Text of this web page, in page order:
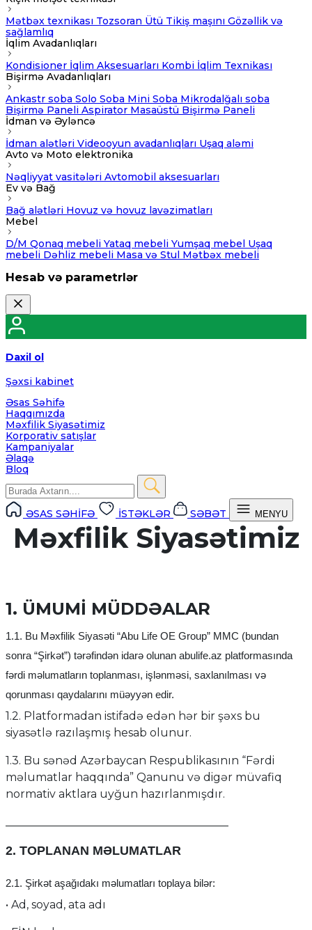
Mətbəx texnikası Tozsoran Ütü Tikiş maşını Gözəllik və
sağlamlıq
İqlim Avadanlıqları
Kondisioner İqlim Aksesuarları Kombi İqlim Texnikası
Bişirmə Avadanlıqları
Ankastr soba Solo Soba Mini Soba Mikrodalğalı soba
Bişirmə Paneli Aspirator Masaüstü Bişirmə Paneli
İdman və Əyləncə
İdman alətləri Videooyun avadanlıqları Uşaq aləmi
Avto və Moto elektronika
Nəqliyyat vasitələri Avtomobil aksesuarları
Ev və Bağ
Bağ alətləri Hovuz və hovuz lavəzimatları
Mebel
D/M Qonaq mebeli Yataq mebeli Yumşaq mebel Uşaq
mebeli Dəhliz mebeli Masa və Stul Mətbəx mebeli
Hesab və parametrlər
Daxil ol
Şəxsi kabinet
Əsas Səhifə
Haqqımızda
Məxfilik Siyasətimiz
Korporativ satışlar
Kampaniyalar
Əlaqə
Bloq
ƏSAS SƏHİFƏ İSTƏKLƏR SƏBƏT MENYU